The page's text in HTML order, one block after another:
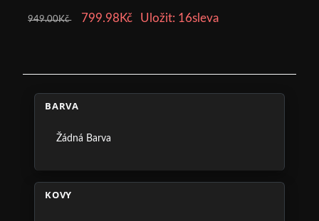
949.00Kč 799.98Kč Uložit: 16sleva
BARVA
Žádná Barva
KOVY